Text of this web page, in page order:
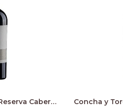
Punti Ferrer Gran Reserva Cabernet Sauvignon